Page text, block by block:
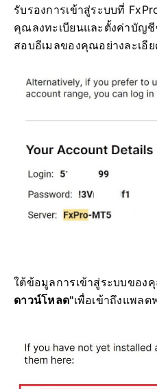
รับรองการเข้าสู่ระบบที่
คุณลงทะเบียนและตั้งค่าบัญ
สอบอีเมลของคุณอย่างละเอี
ใต้ข้อมูลการเข้าสู่ระบบของ
ดาวน์โหลด"เพื่อเข้าถึงแพล